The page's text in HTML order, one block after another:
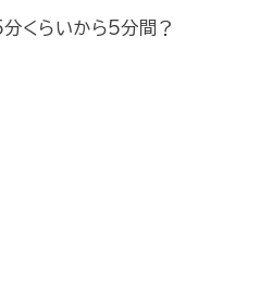
くらいから5分間？